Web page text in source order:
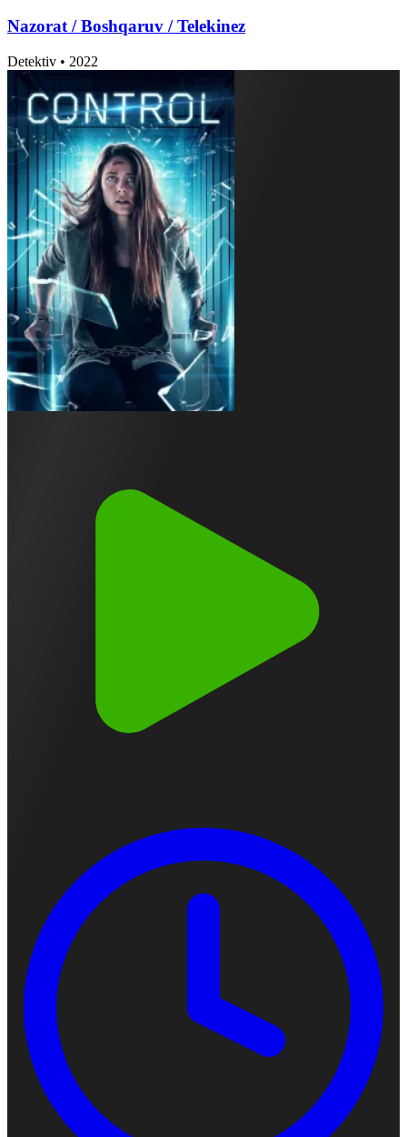
Nazorat / Boshqaruv / Telekinez
Detektiv • 2022